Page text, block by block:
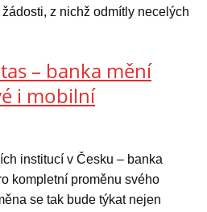
z nichž odmítly necelých
– banka mění
i mobilní
institucí v Česku – banka
kompletní proměnu svého
se tak bude týkat nejen